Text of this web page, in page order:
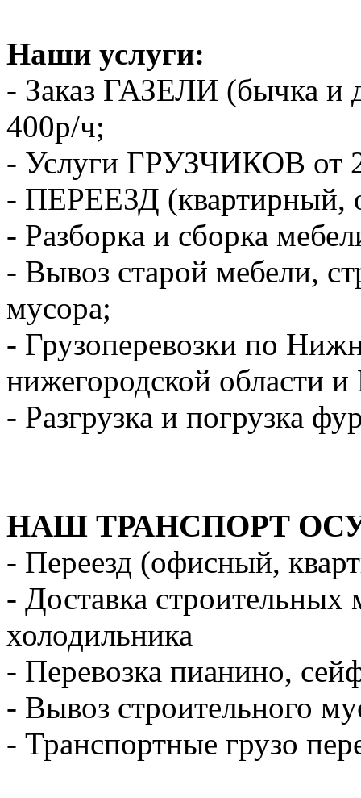
Наши услуги:
- Заказ ГАЗЕЛИ (бычка и
400р/ч;
- Услуги ГРУЗЧИКОВ от
- ПЕРЕЕЗД (квартирный,
- Разборка и сборка
- Вывоз старой мебели,
мусора;
- Грузоперевозки по
нижегородской области и
- Разгрузка и погрузка
НАШ ТРАНСПОРТ
- Переезд (офисный,
- Доставка
холодильника
- Перевозка пианино,
- Вывоз строительного
- Транспортные грузо